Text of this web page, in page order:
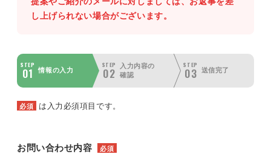
し上げられない場合がございます。
STEP
01 情報の入力
STEP
02
入力内容の
確認
STEP
03 送信完了
必須 は入力必須項目です。
お問い合わせ内容 必須